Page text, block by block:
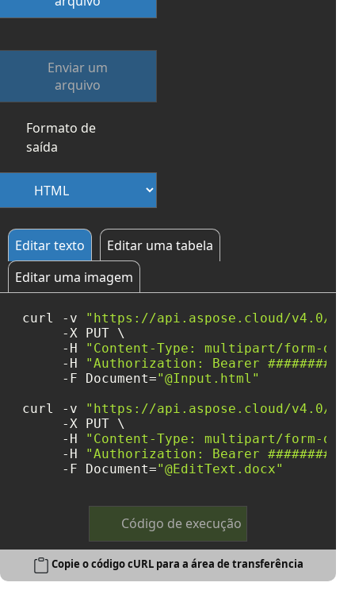
Enviar um
arquivo
Formato de
saída
Editar texto
Editar uma tabela
Editar uma imagem
curl -v
"https://api.aspose.cloud/v4.0/
     -X PUT \
     -H
"Content-Type: multipart/form-
     -H
"Authorization: Bearer
     -F Document=
"@Input.html"
curl -v
"https://api.aspose.cloud/v4.0/
     -X PUT \
     -H
"Content-Type: multipart/form-
     -H
"Authorization: Bearer
     -F Document=
"@EditText.docx"
Código de execução
Copie o código cURL para a área de transferência